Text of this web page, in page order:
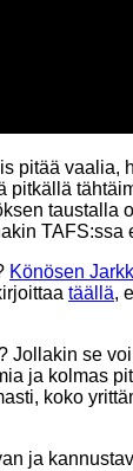
pitää vaalia,
pitkällä
taustalla
TAFS:ssa
Könösen
täällä,
Jollakin se
ja kolmas
koko
ja